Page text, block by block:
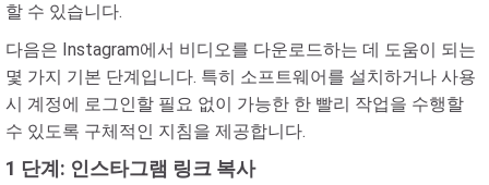
할 수 있습니다.
다음은 Instagram에서 비디오를 다운로드하는 데 도움이 되는
몇 가지 기본 단계입니다. 특히 소프트웨어를 설치하거나 사용
시 계정에 로그인할 필요 없이 가능한 한 빨리 작업을 수행할
수 있도록 구체적인 지침을 제공합니다.
1 단계: 인스타그램 링크 복사